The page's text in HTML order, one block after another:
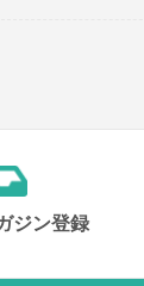
ジン登録